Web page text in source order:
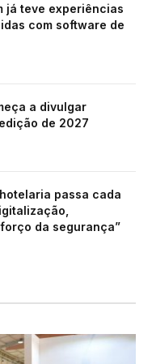
já teve experiências
com software de
a divulgar
de 2027
passa cada
da segurança”